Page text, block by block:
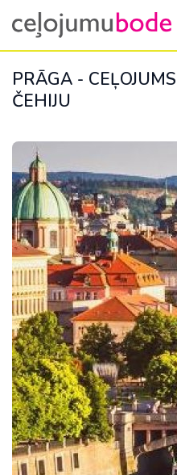
PRĀGA -
ČEHIJU